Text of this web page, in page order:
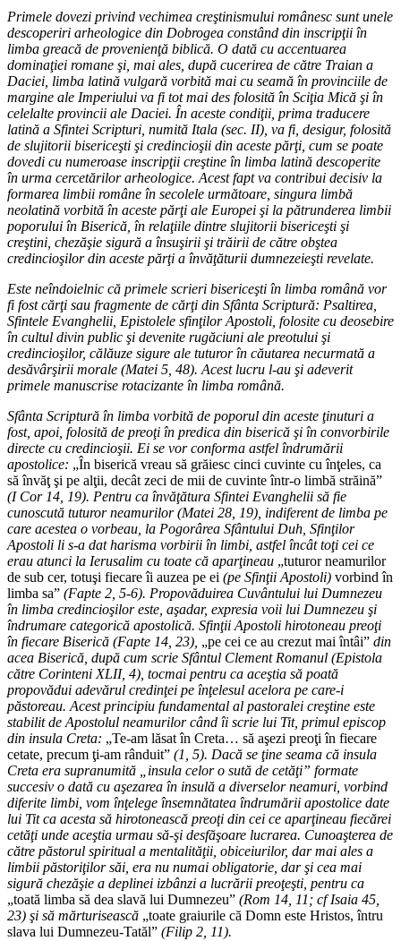
Primele dovezi privind vechimea creştinismului românesc sunt unele
descoperiri arheologice din Dobrogea constând din inscripţii în
limba greacă de provenienţă biblică. O dată cu accentuarea
dominaţiei romane şi, mai ales, după cucerirea de către Traian a
Daciei, limba latină vulgară vorbită mai cu seamă în provinciile de
margine ale Imperiului va fi tot mai des folosită în Sciţia Mică şi în
celelalte provincii ale Daciei. În aceste condiţii, prima traducere
latină a Sfintei Scripturi, numită Itala (sec. II), va fi, desigur, folosită
de slujitorii bisericeşti şi credincioşii din aceste părţi, cum se poate
dovedi cu numeroase inscripţii creştine în limba latină descoperite
în urma cercetărilor arheologice. Acest fapt va contribui decisiv la
formarea limbii române în secolele următoare, singura limbă
neolatină vorbită în aceste părţi ale Europei şi la pătrunderea limbii
poporului în Biserică, în relaţiile dintre slujitorii bisericeşti şi
creştini, chezăşie sigură a însuşirii şi trăirii de către obştea
credincioşilor din aceste părţi a învăţăturii dumnezeieşti revelate.
Este neîndoielnic că primele scrieri bisericeşti în limba română vor
fi fost cărţi sau fragmente de cărţi din Sfânta Scriptură: Psaltirea,
Sfintele Evanghelii, Epistolele sfinţilor Apostoli, folosite cu deosebire
în cultul divin public şi devenite rugăciuni ale preotului şi
credincioşilor, călăuze sigure ale tuturor în căutarea necurmată a
desăvârşirii morale (Matei 5, 48). Acest lucru l-au şi adeverit
primele manuscrise rotacizante în limba română.
Sfânta Scriptură în limba vorbită de poporul din aceste ţinuturi a
fost, apoi, folosită de preoţi în predica din biserică şi în convorbirile
directe cu credincioşii. Ei se vor conforma astfel îndrumării
apostolice: „În biserică vreau să grăiesc cinci cuvinte cu înţeles, ca
să învăţ şi pe alţii, decât zeci de mii de cuvinte într-o limbă străină”
(I Cor 14, 19). Pentru ca învăţătura Sfintei Evanghelii să fie
cunoscută tuturor neamurilor (Matei 28, 19), indiferent de limba pe
care acestea o vorbeau, la Pogorârea Sfântului Duh, Sfinţilor
Apostoli li s-a dat harisma vorbirii în limbi, astfel încât toţi cei ce
erau atunci la Ierusalim cu toate că aparţineau „tuturor neamurilor
de sub cer, totuşi fiecare îi auzea pe ei (pe Sfinţii Apostoli) vorbind în
limba sa” (Fapte 2, 5-6). Propovăduirea Cuvântului lui Dumnezeu
în limba credincioşilor este, aşadar, expresia voii lui Dumnezeu şi
îndrumare categorică apostolică. Sfinţii Apostoli hirotoneau preoţi
în fiecare Biserică (Fapte 14, 23), „pe cei ce au crezut mai întâi” din
acea Biserică, după cum scrie Sfântul Clement Romanul (Epistola
către Corinteni XLII, 4), tocmai pentru ca aceştia să poată
propovădui adevărul credinţei pe înţelesul acelora pe care-i
păstoreau. Acest principiu fundamental al pastoralei creştine este
stabilit de Apostolul neamurilor când îi scrie lui Tit, primul episcop
din insula Creta: „Te-am lăsat în Creta… să aşezi preoţi în fiecare
cetate, precum ţi-am rânduit” (1, 5). Dacă se ţine seama că insula
Creta era supranumită „insula celor o sută de cetăţi” formate
succesiv o dată cu aşezarea în insulă a diverselor neamuri, vorbind
diferite limbi, vom înţelege însemnătatea îndrumării apostolice date
lui Tit ca acesta să hirotonească preoţi din cei ce aparţineau fiecărei
cetăţi unde aceştia urmau să-şi desfăşoare lucrarea. Cunoaşterea de
către păstorul spiritual a mentalităţii, obiceiurilor, dar mai ales a
limbii păstoriţilor săi, era nu numai obligatorie, dar şi cea mai
sigură chezăşie a deplinei izbânzi a lucrării preoţeşti, pentru ca
„toată limba să dea slavă lui Dumnezeu” (Rom 14, 11; cf Isaia 45,
23) şi să mărturisească „toate graiurile că Domn este Hristos, întru
slava lui Dumnezeu-Tatăl” (Filip 2, 11).